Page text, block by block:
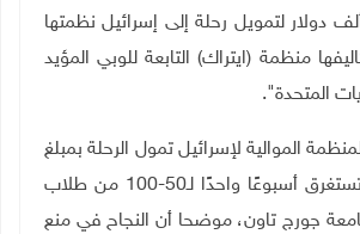
مبلغ 30 ألف دولار لتمويل رحلة إلى إسرائيل نظمتها
منظمة (ايتراك) التابعة للوبي المؤيد
المتحدة".
الموالية لإسرائيل تمول الرحلة بمبلغ
250.000 دولار وتستغرق أسبوعًا واحدًا لـ50-100 من طلاب
جورج تاون، موضحا أن النجاح في منع